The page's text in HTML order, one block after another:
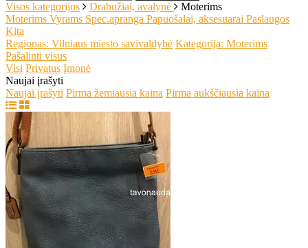
Visos kategorijos Drabužiai, avalynė
Moterims
Moterims Vyrams Spec.apranga Papuošalai, aksesuarai Paslaugos
Kita
Regionas: Vilniaus miesto savivaldybė Kategorija: Moterims
Pašalinti visus
Visi Privatus Įmonė
Naujai įrašyti
Naujai įrašyti Pirma žemiausia kaina Pirma aukščiausia kaina